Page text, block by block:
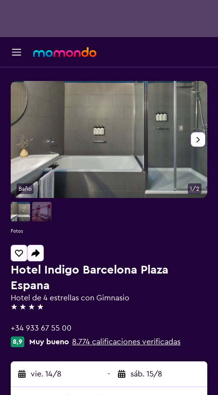
Hotel Indigo Barcelona Plaza
Espana
Hotel de 4 estrellas con Gimnasio
4 estrellas
+34 933 67 55 00
8,9 Muy bueno 8.774 calificaciones verificadas
vie. 14/8 - sáb. 15/8
Baño 1/2
Fotos